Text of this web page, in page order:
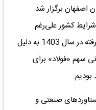
برگزار شد.
کشور علی‌رغم
83,326 میلیارد ریال سود خالص ازدست‌رفته در سال 1403 به دلیل
سهم «فولاد» برای
صنعتی و